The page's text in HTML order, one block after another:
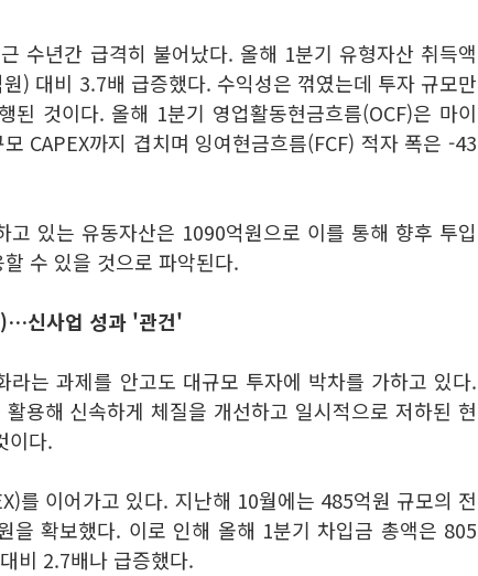
수년간 급격히 불어났다. 올해 1분기 유형자산 취득액
) 대비 3.7배 급증했다. 수익성은 꺾였는데 투자 규모만
된 것이다. 올해 1분기 영업활동현금흐름(OCF)은 마이
CAPEX까지 겹치며 잉여현금흐름(FCF) 적자 폭은 -43
고 있는 유동자산은 1090억원으로 이를 통해 향후 투입
수 있을 것으로 파악된다.
…신사업 성과 '관건'
라는 과제를 안고도 대규모 투자에 박차를 가하고 있다.
용해 신속하게 체질을 개선하고 일시적으로 저하된 현
이다.
를 이어가고 있다. 지난해 10월에는 485억원 규모의 전
을 확보했다. 이로 인해 올해 1분기 차입금 총액은 805
비 2.7배나 급증했다.